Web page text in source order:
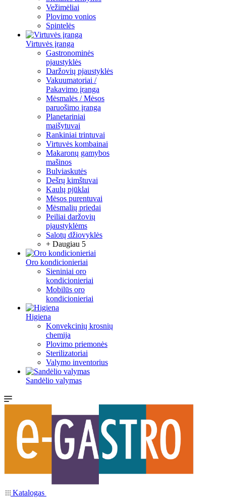
Vežimėliai
Plovimo vonios
Spintelės
Virtuvės įranga
Gastronominės
pjaustyklės
Daržovių pjaustyklės
Vakuumatoriai /
Pakavimo įranga
Mėsmalės / Mėsos
paruošimo įranga
Planetariniai
maišytuvai
Rankiniai trintuvai
Virtuvės kombainai
Makaronų gamybos
mašinos
Bulviaskutės
Dešrų kimštuvai
Kaulų pjūklai
Mėsos purentuvai
Mėsmalių priedai
Peiliai daržovių
pjaustyklėms
Salotų džiovyklės
+ Daugiau 5
Oro kondicionieriai
Sieniniai oro
kondicionieriai
Mobilūs oro
kondicionieriai
Higiena
Konvekcinių krosnių
chemija
Plovimo priemonės
Sterilizatoriai
Valymo inventorius
Sandėlio valymas
Katalogas